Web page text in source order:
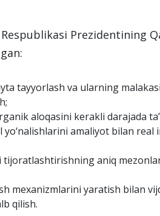
Prezidentining
tayyorlash va ularning
aloqasini kerakli darajada
amaliyot bilan real
aniq
mexanizmlarini yaratish bilan
qilish.